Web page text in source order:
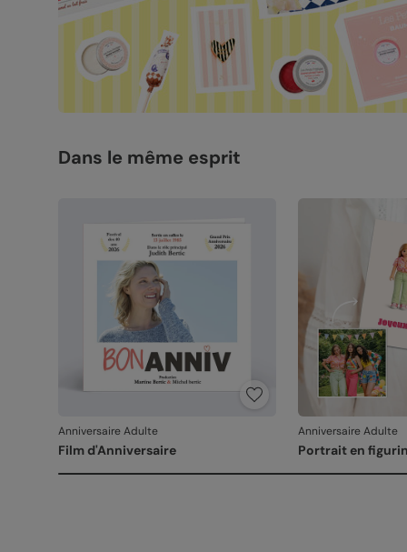
Dans le même esprit
Anniversaire Adulte
Film d'Anniversaire
Anniversaire Adulte
Portrait en